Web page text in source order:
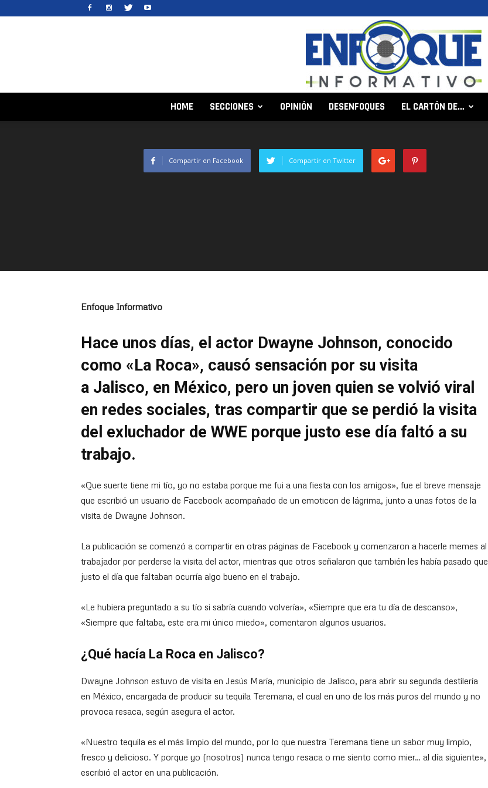
HOME SECCIONES OPINIÓN DESENFOQUES EL CARTÓN DE…
Compartir en Facebook Compartir en Twitter
Enfoque Informativo
Hace unos días, el actor Dwayne Johnson, conocido
como «La Roca», causó sensación por su visita
a Jalisco, en México, pero un joven quien se volvió viral
en redes sociales, tras compartir que se perdió la visita
del exluchador de WWE porque justo ese día faltó a su
trabajo.
«Que suerte tiene mi tío, yo no estaba porque me fui a una fiesta con los amigos», fue el breve mensaje
que escribió un usuario de Facebook acompañado de un emoticon de lágrima, junto a unas fotos de la
visita de Dwayne Johnson.
La publicación se comenzó a compartir en otras páginas de Facebook y comenzaron a hacerle memes al
trabajador por perderse la visita del actor, mientras que otros señalaron que también les había pasado que
justo el día que faltaban ocurría algo bueno en el trabajo.
«Le hubiera preguntado a su tío si sabría cuando volvería», «Siempre que era tu día de descanso»,
«Siempre que faltaba, este era mi único miedo», comentaron algunos usuarios.
¿Qué hacía La Roca en Jalisco?
Dwayne Johnson estuvo de visita en Jesús María, municipio de Jalisco, para abrir su segunda destilería
en México, encargada de producir su tequila Teremana, el cual en uno de los más puros del mundo y no
provoca resaca, según asegura el actor.
«Nuestro tequila es el más limpio del mundo, por lo que nuestra Teremana tiene un sabor muy limpio,
fresco y delicioso. Y porque yo (nosotros) nunca tengo resaca o me siento como mier… al día siguiente»,
escribió el actor en una publicación.